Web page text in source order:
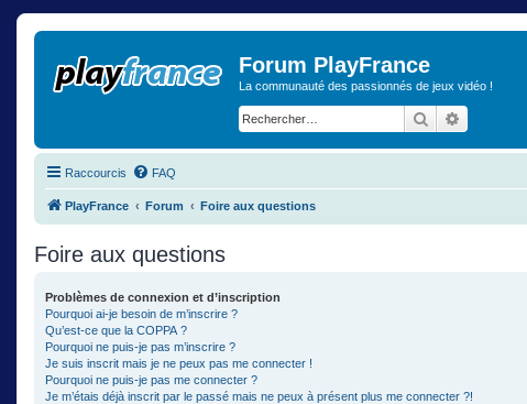
Forum PlayFrance
La communauté des passionnés de jeux vidéo !
Rechercher
Raccourcis FAQ
PlayFrance Forum Foire aux questions
Foire aux questions
Problèmes de connexion et d’inscription
Pourquoi ai-je besoin de m’inscrire ?
Qu’est-ce que la COPPA ?
Pourquoi ne puis-je pas m’inscrire ?
Je suis inscrit mais je ne peux pas me connecter !
Pourquoi ne puis-je pas me connecter ?
Je m’étais déjà inscrit par le passé mais ne peux à présent plus me connecter ?!